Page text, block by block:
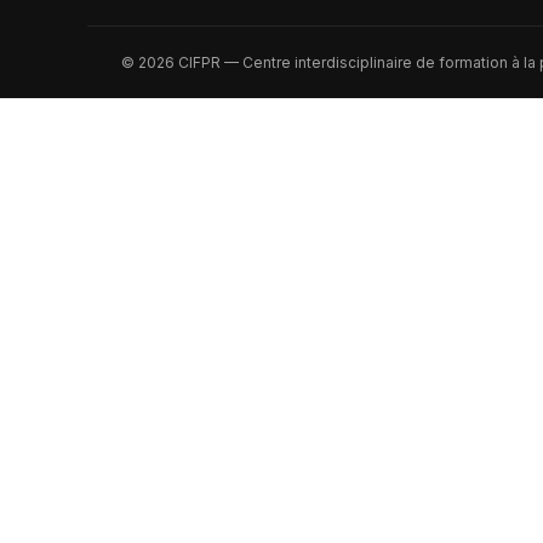
© 2026 CIFPR — Centre interdisciplinaire de formation à la